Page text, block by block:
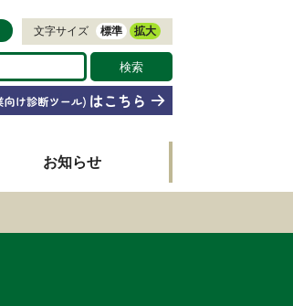
文字サイズ 標準 拡大
お知らせ